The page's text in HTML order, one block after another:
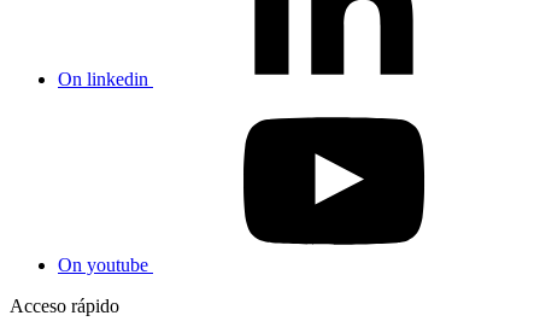
On linkedin
On youtube
Acceso rápido